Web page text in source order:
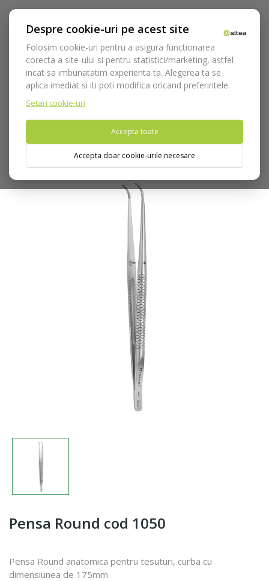
Despre cookie-uri pe acest site
Folosim cookie-uri pentru a asigura functionarea
corecta a site-ului si pentru statistici/marketing, astfel
incat sa imbunatatim experienta ta. Alegerea ta se
aplica imediat si iti poti modifica oricand preferintele.
Setari cookie-uri
Accepta toate
Accepta doar cookie-urile necesare
Acasa Instrumentar Chirurgie si implantologie
anatomice si chirurgicale
Pense anatomice
Pensa Round
cod 1050
Nu puteti plasa comenzi din tara din care accesati website-ul
(United States).
Pensa Round cod 1050
Pensa Round anatomica pentru tesuturi, curba cu
dimensiunea de 175mm